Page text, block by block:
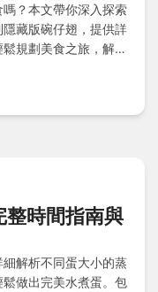
？本文帶你深入探索
藏版碗仔翅，提供詳
規劃美食之旅，解決
整時間指南與
解析不同蛋大小的蒸
做出完美水煮蛋。包